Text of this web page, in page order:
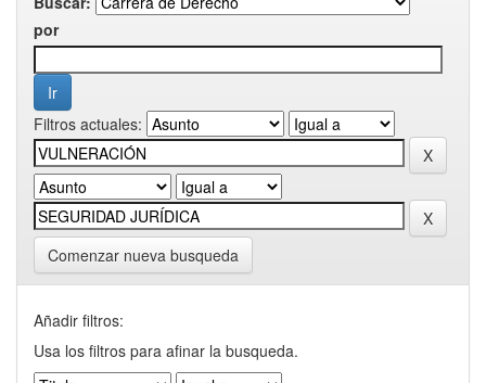
por
Filtros actuales:
Comenzar nueva busqueda
Añadir filtros:
Usa los filtros para afinar la busqueda.